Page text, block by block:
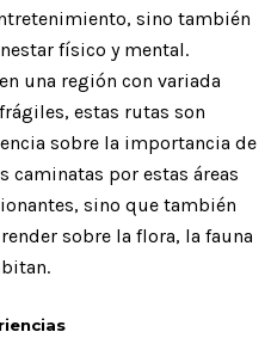
sino también
físico y mental.
una región con variada
estas rutas son
sobre la importancia de
caminatas por estas áreas
sino que también
sobre la flora, la fauna